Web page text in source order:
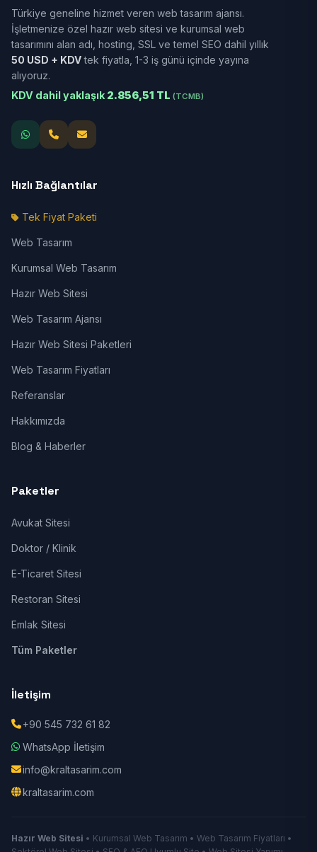
Türkiye geneline hizmet veren web tasarım ajansı.
İşletmenize özel hazır web sitesi ve kurumsal web
tasarımını alan adı, hosting, SSL ve temel SEO dahil yıllık
50 USD + KDVtek fiyatla, 1-3 iş günü içinde yayına
alıyoruz.
KDV dahil yaklaşık 2.856,51 TL (TCMB)
Hızlı Bağlantılar
Tek Fiyat Paketi
Web Tasarım
Kurumsal Web Tasarım
Hazır Web Sitesi
Web Tasarım Ajansı
Hazır Web Sitesi Paketleri
Web Tasarım Fiyatları
Referanslar
Hakkımızda
Blog & Haberler
Paketler
Avukat Sitesi
Doktor / Klinik
E-Ticaret Sitesi
Restoran Sitesi
Emlak Sitesi
Tüm Paketler
İletişim
+90 545 732 61 82
WhatsApp İletişim
info@kraltasarim.com
kraltasarim.com
Hazır Web Sitesi • Kurumsal Web Tasarım • Web Tasarım Fiyatları •